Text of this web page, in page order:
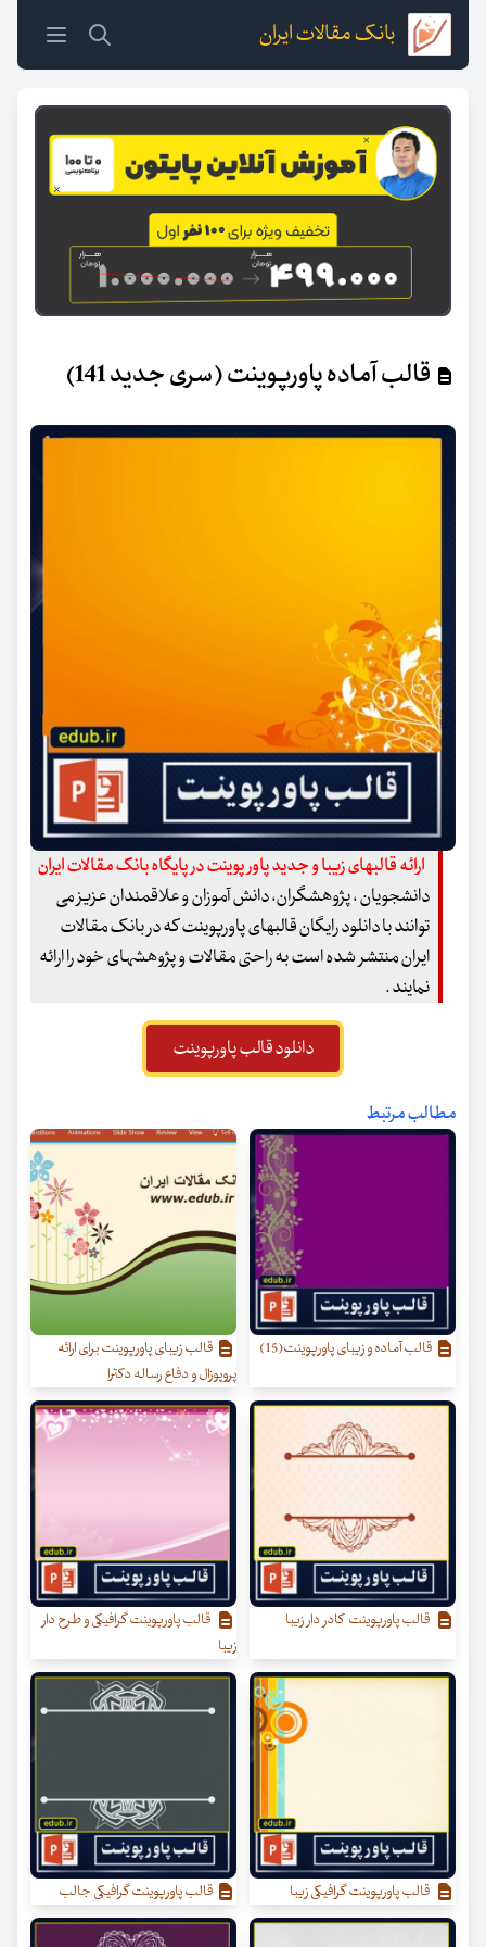
بانک مقالات ایران
قالب آماده پاورپوینت (سری جدید 141)
ارائه قالبهای زیبا و جدید پاور پوینت در پایگاه بانک مقالات ایران
دانشجویان ، پژوهشگران، دانش آموزان و علاقمندان عزیز می
توانند با دانلود رایگان قالبهای پاورپوینت که در بانک مقالات
ایران منتشر شده است به راحتی مقالات و پژوهشهای خود را ارائه
نمایند .
دانلود قالب پاورپوینت
مطالب مرتبط
قالب آماده و زیبای پاورپوینت(15)
قالب زیبای پاورپوینت برای ارائه
پروپوزال و دفاع رساله دکترا
قالب پاورپوینت کادر دار زیبا
قالب پاورپوینت گرافیکی و طرح دار
زیبا
قالب پاورپوینت گرافیکی زیبا قالب پاورپوینت گرافیکی جالب